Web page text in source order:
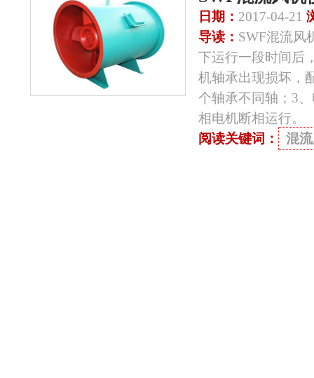
日期： 2017-04-21
导读： SWF混流风
下运行一段时间后
机轴承出现损坏，
个轴承不同轴；3
相电机断相运行。
阅读关键词：
混